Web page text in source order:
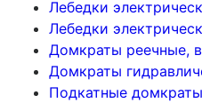
Лебедки
Лебедки
Домкраты реечные,
Домкраты
Подкатные домкраты